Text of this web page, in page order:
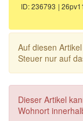
ID: 236793 |
Auf diesen
Steuer nur auf
Dieser Artikel
Wohnort